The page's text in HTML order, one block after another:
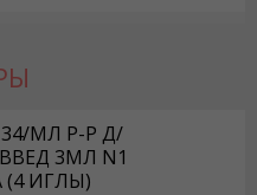
МЛ Р-Р Д/
3МЛ N1
ИГЛЫ)